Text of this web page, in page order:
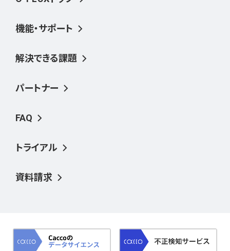
機能・サポート
解決できる課題
パートナー
FAQ
トライアル
資料請求